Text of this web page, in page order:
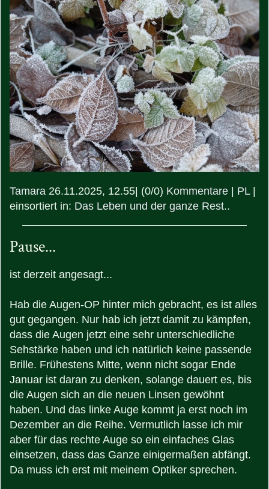
Tamara 26.11.2025, 12.55 (0/0) Kommentare PL|
einsortiert in: Das Leben und der ganze Rest..
Pause...
ist derzeit angesagt...
Hab die Augen-OP hinter mich gebracht, es ist alles
gut gegangen. Nur hab ich jetzt damit zu kämpfen,
dass die Augen jetzt eine sehr unterschiedliche
Sehstärke haben und ich natürlich keine passende
Brille. Frühestens Mitte, wenn nicht sogar Ende
Januar ist daran zu denken, solange dauert es, bis
die Augen sich an die neuen Linsen gewöhnt
haben. Und das linke Auge kommt ja erst noch im
Dezember an die Reihe. Vermutlich lasse ich mir
aber für das rechte Auge so ein einfaches Glas
einsetzen, dass das Ganze einigermaßen abfängt.
Da muss ich erst mit meinem Optiker sprechen.